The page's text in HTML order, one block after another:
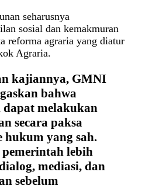
seharusnya
sosial dan kemakmuran
reforma agraria yang diatur
Agraria.
kajiannya, GMNI
bahwa
melakukan
secara paksa
hukum yang sah.
lebih
mediasi, dan
sebelum